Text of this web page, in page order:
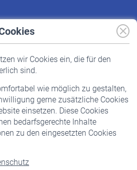
wir Cookies ein, die für den
sind.
wie möglich zu gestalten,
gerne zusätzliche Cookies
einsetzen. Diese Cookies
bedarfsgerechte Inhalte
zu den eingesetzten Cookies